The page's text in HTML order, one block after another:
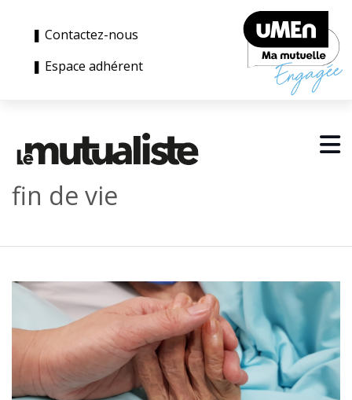
❚ Contactez-nous
❚ Espace adhérent
fin de vie